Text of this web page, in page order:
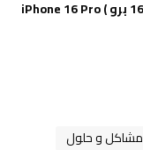
مشاكل و حلول